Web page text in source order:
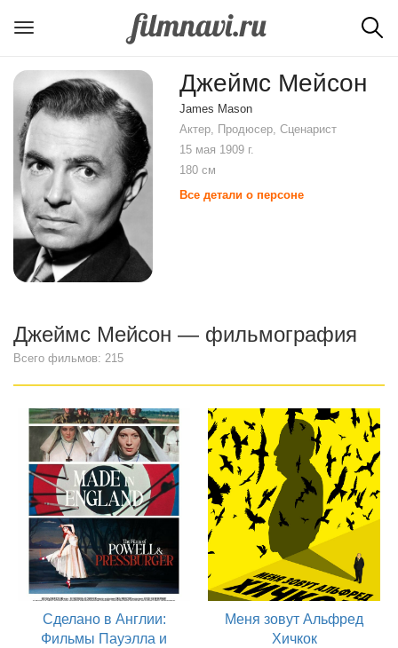
Джеймс Мейсон
James Mason
Актер, Продюсер, Сценарист
15 мая 1909 г.
180 см
Все детали о персоне
Джеймс Мейсон — фильмография
Всего фильмов: 215
Сделано в Англии:
Фильмы Пауэлла и
Меня зовут Альфред
Хичкок